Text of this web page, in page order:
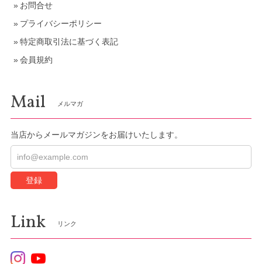
お問合せ
プライバシーポリシー
特定商取引法に基づく表記
会員規約
Mail メルマガ
当店からメールマガジンをお届けいたします。
登録
Link リンク